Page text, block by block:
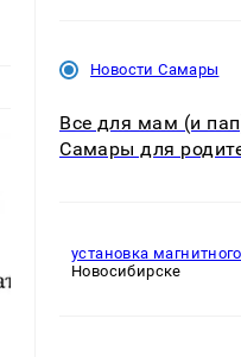
Новости Самары
Все для мам (и
Самары для
установка
Новосибирске